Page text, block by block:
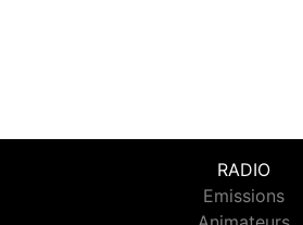
RADIO
Emissions